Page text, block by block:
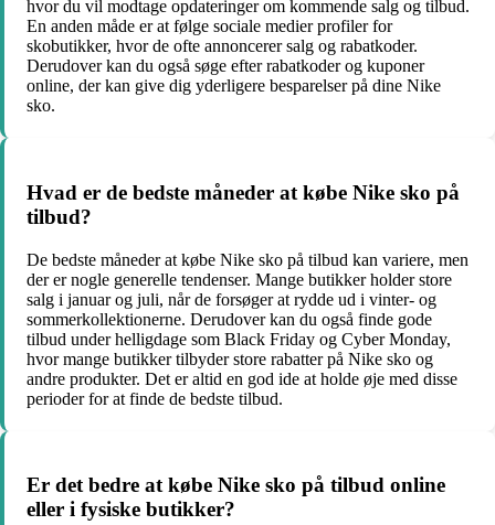
hvor du vil modtage opdateringer om kommende salg og tilbud.
En anden måde er at følge sociale medier profiler for
skobutikker, hvor de ofte annoncerer salg og rabatkoder.
Derudover kan du også søge efter rabatkoder og kuponer
online, der kan give dig yderligere besparelser på dine Nike
sko.
Hvad er de bedste måneder at købe Nike sko på
tilbud?
De bedste måneder at købe Nike sko på tilbud kan variere, men
der er nogle generelle tendenser. Mange butikker holder store
salg i januar og juli, når de forsøger at rydde ud i vinter- og
sommerkollektionerne. Derudover kan du også finde gode
tilbud under helligdage som Black Friday og Cyber Monday,
hvor mange butikker tilbyder store rabatter på Nike sko og
andre produkter. Det er altid en god ide at holde øje med disse
perioder for at finde de bedste tilbud.
Er det bedre at købe Nike sko på tilbud online
eller i fysiske butikker?